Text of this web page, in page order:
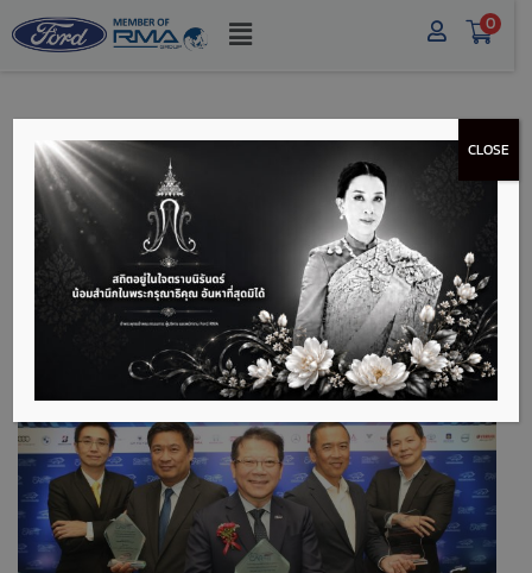
0
ฟอร์ด ประเทศไทยคว้า 3
รางวัลรถยอดเยี่ยม
ประจำปี 2565
CLOSE